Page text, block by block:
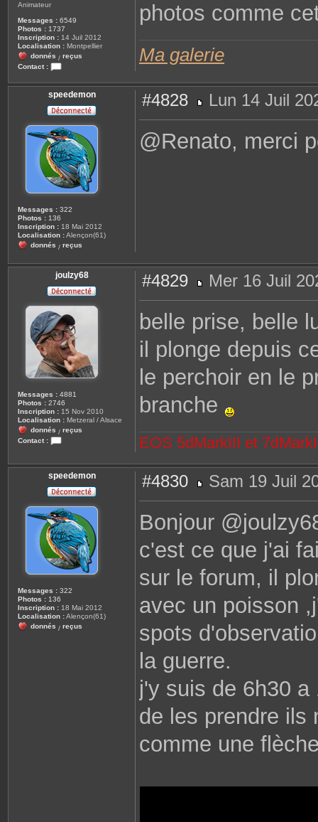
Animateur
Messages : 6549
Photos : 1737
Inscription : 14 Juil 2012
Localisation : Montpellier
donnés / reçus
Contact :
o
n
a
c
t
e
r
R
e
n
a
t
o
photos comme
Ma galerie
speedemon
Messages : 322
Photos : 136
Inscription : 18 Mai 2012
Localisation :Alençon(61)
donnés / reçus
#4828
e
s
a
Lun 14 Juil
@Renato, merci
joulzy68
Messages : 4881
Photos : 2746
Inscription : 15 Nov 2010
Localisation : Metzeral / Alsace
donnés / reçus
Contact :
n
t
c
e
r
j
o
u
l
z
y
6
#4829
e
s
Mer 16 Juil
belle prise, belle
il plonge depuis
le perchoir en le
branche
EOS 5dMarkIII et
speedemon
Messages : 322
Photos : 136
Inscription : 18 Mai 2012
Localisation :Alençon(61)
donnés / reçus
#4830
e
s
a
Sam 19 Juil
Bonjour
c'est ce que j'ai
sur le forum, il
avec un poisson
spots
la guerre.
j'y suis de 6h30 a
de les prendre ils
comme une